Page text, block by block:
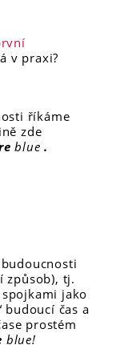
v praxi?
říkáme
zde
blue.
způsob), tj.
jako
budoucí čas a
prostém
blue!